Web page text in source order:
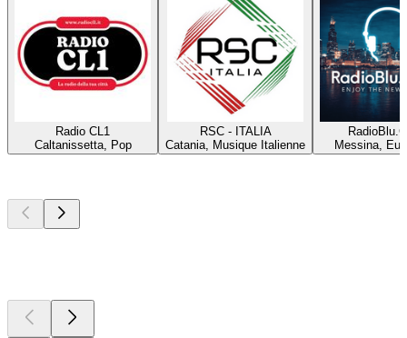
Radio CL1
Caltanissetta, Pop
RSC - ITALIA
Catania, Musique Italienne
Messina,